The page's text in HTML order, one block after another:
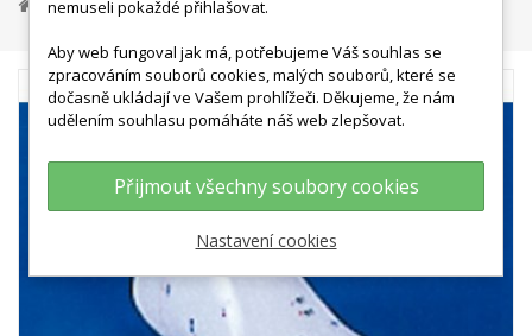
Terapie A Rehabilitace
nemuseli pokaždé přihlašovat.
Aby web fungoval jak má, potřebujeme Váš souhlas se
zpracováním souborů cookies, malých souborů, které se
dočasně ukládají ve Vašem prohlížeči. Děkujeme, že nám
udělením souhlasu pomáháte náš web zlepšovat.
Přijmout všechny soubory cookies
Nastavení cookies